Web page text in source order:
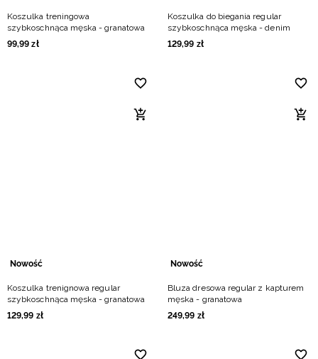
Koszulka treningowa
szybkoschnąca męska - granatowa
99,99 zł
Koszulka do biegania regular
szybkoschnąca męska - denim
129,99 zł
Nowość
Koszulka trenignowa regular
szybkoschnąca męska - granatowa
129,99 zł
Nowość
Bluza dresowa regular z kapturem
męska - granatowa
249,99 zł